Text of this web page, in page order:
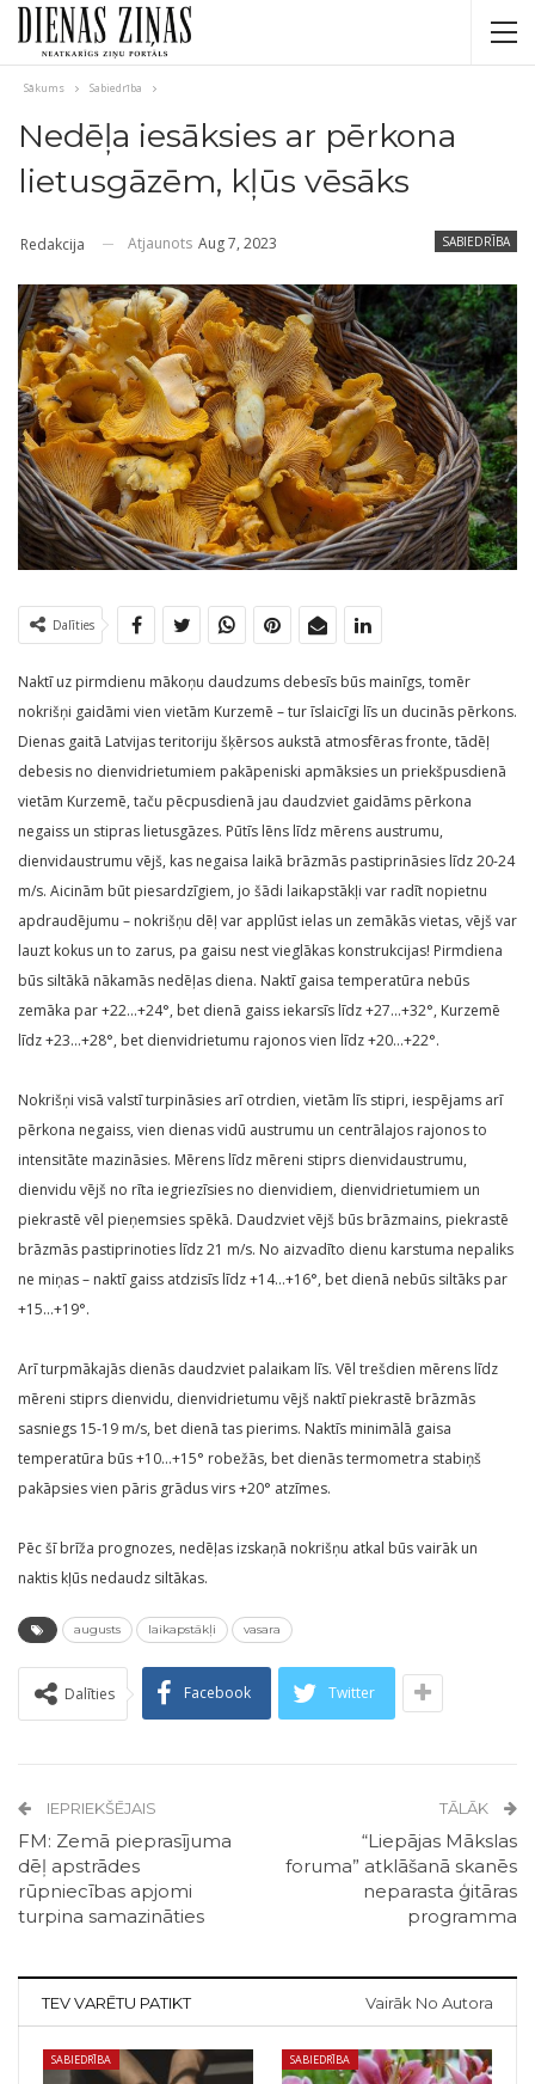
Sākums Sabiedrība
Nedēļa iesāksies ar pērkona
lietusgāzēm, kļūs vēsāks
SABIEDRĪBA
Redakcija Atjaunots Aug 7, 2023
Dalīties
Naktī uz pirmdienu mākoņu daudzums debesīs būs mainīgs, tomēr
nokrišņi gaidāmi vien vietām Kurzemē – tur īslaicīgi līs un ducinās pērkons.
Dienas gaitā Latvijas teritoriju šķērsos aukstā atmosfēras fronte, tādēļ
debesis no dienvidrietumiem pakāpeniski apmāksies un priekšpusdienā
vietām Kurzemē, taču pēcpusdienā jau daudzviet gaidāms pērkona
negaiss un stipras lietusgāzes. Pūtīs lēns līdz mērens austrumu,
dienvidaustrumu vējš, kas negaisa laikā brāzmās pastiprināsies līdz 20-24
m/s. Aicinām būt piesardzīgiem, jo šādi laikapstākļi var radīt nopietnu
apdraudējumu – nokrišņu dēļ var applūst ielas un zemākās vietas, vējš var
lauzt kokus un to zarus, pa gaisu nest vieglākas konstrukcijas! Pirmdiena
būs siltākā nākamās nedēļas diena. Naktī gaisa temperatūra nebūs
zemāka par +22…+24°, bet dienā gaiss iekarsīs līdz +27…+32°, Kurzemē
līdz +23…+28°, bet dienvidrietumu rajonos vien līdz +20…+22°.
Nokrišņi visā valstī turpināsies arī otrdien, vietām līs stipri, iespējams arī
pērkona negaiss, vien dienas vidū austrumu un centrālajos rajonos to
intensitāte mazināsies. Mērens līdz mēreni stiprs dienvidaustrumu,
dienvidu vējš no rīta iegriezīsies no dienvidiem, dienvidrietumiem un
piekrastē vēl pieņemsies spēkā. Daudzviet vējš būs brāzmains, piekrastē
brāzmās pastiprinoties līdz 21 m/s. No aizvadīto dienu karstuma nepaliks
ne miņas – naktī gaiss atdzisīs līdz +14…+16°, bet dienā nebūs siltāks par
+15…+19°.
Arī turpmākajās dienās daudzviet palaikam līs. Vēl trešdien mērens līdz
mēreni stiprs dienvidu, dienvidrietumu vējš naktī piekrastē brāzmās
sasniegs 15-19 m/s, bet dienā tas pierims. Naktīs minimālā gaisa
temperatūra būs +10…+15° robežās, bet dienās termometra stabiņš
pakāpsies vien pāris grādus virs +20° atzīmes.
Pēc šī brīža prognozes, nedēļas izskaņā nokrišņu atkal būs vairāk un
naktis kļūs nedaudz siltākas.
augusts laikapstākļi vasara
Dalīties Facebook Twitter
IEPRIEKŠĒJAIS
FM: Zemā pieprasījuma
dēļ apstrādes
rūpniecības apjomi
turpina samazināties
TĀLĀK
“Liepājas Mākslas
foruma” atklāšanā skanēs
neparasta ģitāras
programma
TEV VARĒTU PATIKT Vairāk No Autora
SABIEDRĪBA SABIEDRĪBA